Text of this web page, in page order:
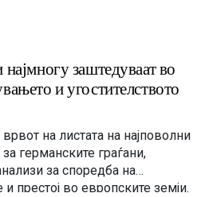
заштедуваат во
и угостителството
на листата на најповолни
германските граѓани,
за споредба на
престој во европските земји.